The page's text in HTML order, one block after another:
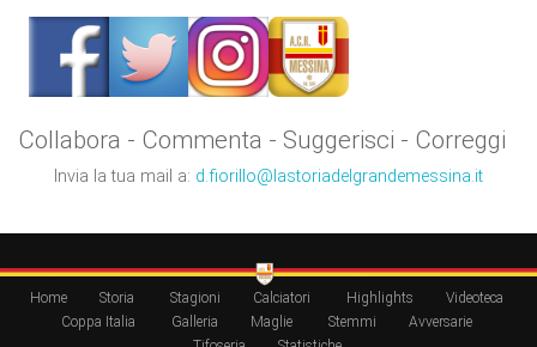
Collabora - Commenta - Suggerisci - Correggi
Invia la tua mail a: d.fiorillo@lastoriadelgrandemessina.it
Home Storia Stagioni Calciatori Highlights
Videoteca
Coppa Italia
Galleria Maglie Stemmi
Avversarie